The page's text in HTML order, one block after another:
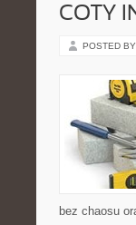
COTY
POSTED
bez chaosu